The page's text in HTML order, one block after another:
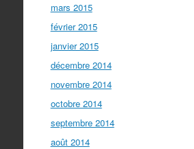
mars 2015
février 2015
janvier 2015
décembre 2014
novembre 2014
octobre 2014
septembre 2014
août 2014